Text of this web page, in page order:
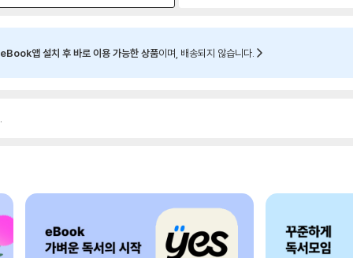
앱 설치 후 바로 이용 가능한 상품이며, 배송되지 않습니다.